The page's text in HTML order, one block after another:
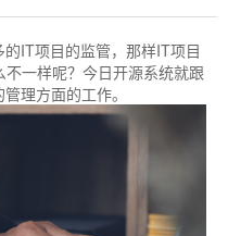
IT项目的监管，那样IT项目
一样呢？今日开源系统就跟
理方面的工作。